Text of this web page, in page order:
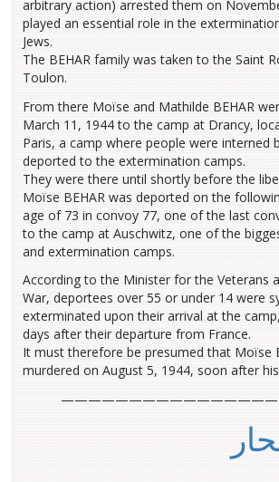
arbitrary action) arrested them on
played an essential role in the
Jews.
The BEHAR family was taken to the Saint
Toulon.
From there Moïse and Mathilde BEHAR
March 11, 1944 to the camp at Drancy,
Paris, a camp where people were interned
deported to the extermination camps.
They were there until shortly before the
Moïse BEHAR was deported on the
age of 73 in convoy 77, one of the last
to the camp at Auschwitz, one of the
and extermination camps.
According to the Minister for the Veterans
War, deportees over 55 or under 14 were
exterminated upon their arrival at the
days after their departure from France.
It must therefore be presumed that Moïse
murdered on August 5, 1944, soon after